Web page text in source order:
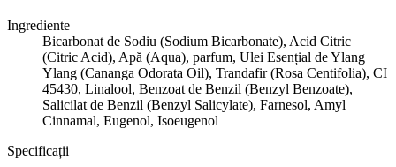
Ingrediente
Bicarbonat de Sodiu (Sodium Bicarbonate), Acid Citric
(Citric Acid), Apă (Aqua), parfum, Ulei Esențial de Ylang
Ylang (Cananga Odorata Oil), Trandafir (Rosa Centifolia), CI
45430, Linalool, Benzoat de Benzil (Benzyl Benzoate),
Salicilat de Benzil (Benzyl Salicylate), Farnesol, Amyl
Cinnamal, Eugenol, Isoeugenol
Specificații